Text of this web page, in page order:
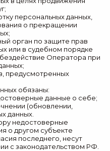
персональных данных,
о прекращении
орган по защите прав
или в судебном порядке
Оператора при
предусмотренных
обязаны:
данные о себе;
(обновлении,
данных.
недостоверные
о другом субъекте
последнего, несут
с законодательством РФ.